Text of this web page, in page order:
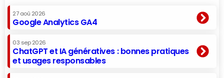
27 aoû 2026
Google Analytics GA4
03 sep 2026
ChatGPT et IA génératives : bonnes pratiques
et usages responsables